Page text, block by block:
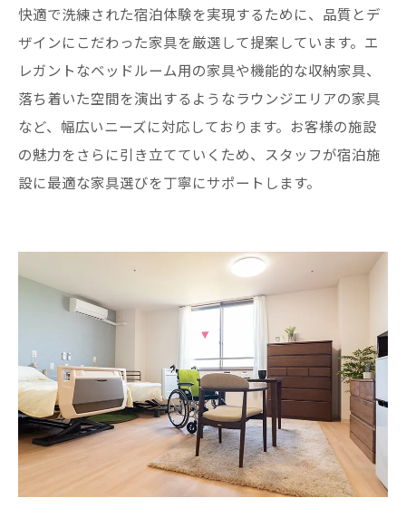
快適で洗練された宿泊体験を実現するために、品質とデ
ザインにこだわった家具を厳選して提案しています。エ
レガントなベッドルーム用の家具や機能的な収納家具、
落ち着いた空間を演出するようなラウンジエリアの家具
など、幅広いニーズに対応しております。お客様の施設
の魅力をさらに引き立てていくため、スタッフが宿泊施
設に最適な家具選びを丁寧にサポートします。